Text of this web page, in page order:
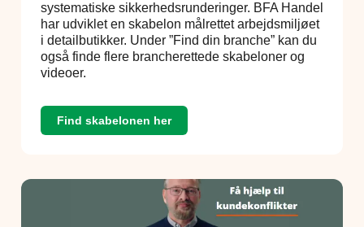
systematiske sikkerhedsrunderinger. BFA Handel
har udviklet en skabelon målrettet arbejdsmiljøet
i detailbutikker. Under ”Find din branche” kan du
også finde flere brancherettede skabeloner og
videoer.
Find skabelonen her